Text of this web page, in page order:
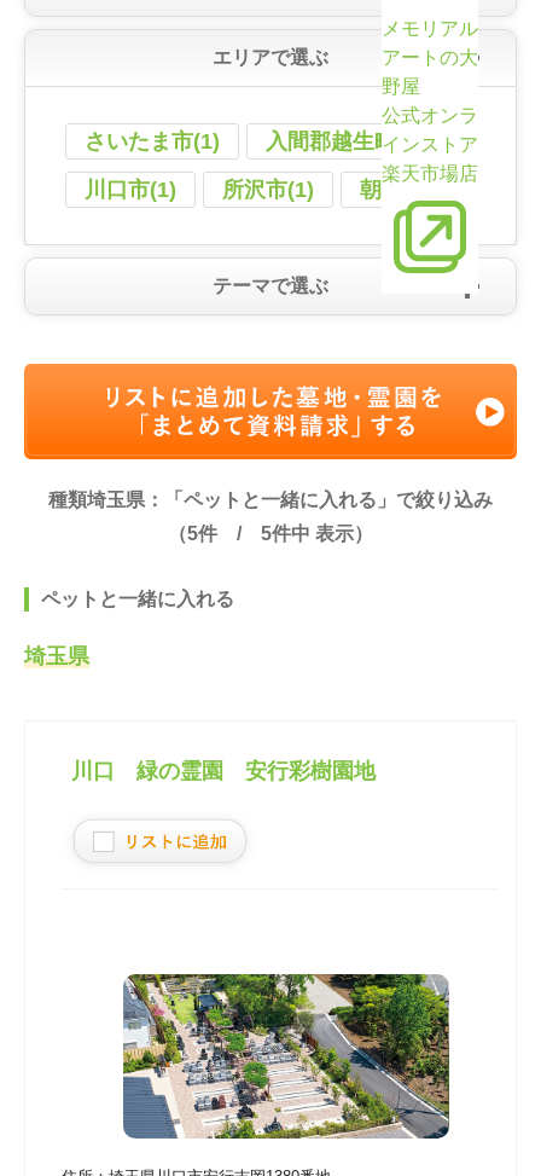
メモリアル
アートの大
野屋
公式オンラ
インストア
楽天市場店
エリアで選ぶ
さいたま市(1)
入間郡越生町(1)
川口市(1)
所沢市(1) 朝霞市(1)
テーマで選ぶ
種類埼玉県：「ペットと一緒に入れる」で絞り込み
（5件 / 5件中 表示）
ペットと一緒に入れる
埼玉県
川口 緑の霊園 安行彩樹園地